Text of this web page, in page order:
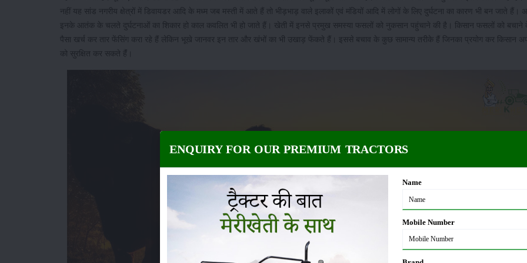
नहीं यह सांड नगरीय क्षेत्रों में डिवायडर आदि के मध्म जब मस्ती में आते हैं तो भीड़भाड़ वाले इलाकों एवं मंडियों आदि में लोगों के लिए दुर्घटना का कारण भी बन जाते हैं।
इनके आतंक के चलते दुर्घटनाओं का शिकार हो काल कवलित भी हो जाते हैं। खेती में इनसे प्रमुख समस्या फसलों को नुकसान पहुंचाने की है। किसान फसलों को बचाने के
पैसा खर्च कर तार फेंसिंग करा रहे हैं लेकिन भूखे जानवर इन तार और खंभों का भी उखाड़ फेंकते हैं। इससे बचाव के कुछ सामान्य तरीके हैं जिनका प्रयोग कर किसान
को सुरक्षित कर सकते हैंं।
ENQUIRY FOR OUR PREMIUM TRACTORS
Name
Mobile Number